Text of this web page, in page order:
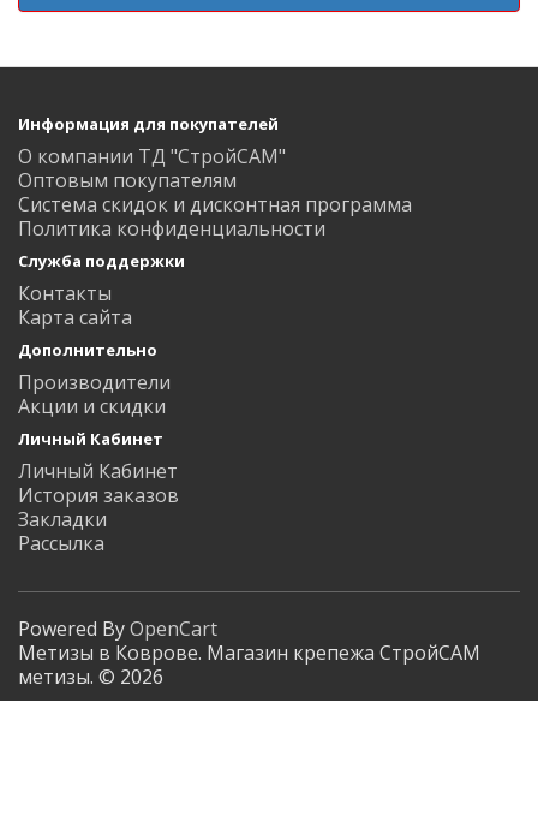
Информация для покупателей
О компании ТД "СтройСАМ"
Оптовым покупателям
Система скидок и дисконтная программа
Политика конфиденциальности
Служба поддержки
Контакты
Карта сайта
Дополнительно
Производители
Акции и скидки
Личный Кабинет
Личный Кабинет
История заказов
Закладки
Рассылка
Powered ByOpenCart
Метизы в Коврове. Магазин крепежа СтройСАМ
метизы. © 2026